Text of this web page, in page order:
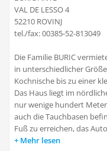
VAL DE LESSO 4
52210 ROVINJ
tel./fax: 00385-52-813049
Die Familie BURIC
in unterschiedlicher
Kochnische bis zu einer
Das Haus liegt im
nur wenige hundert
auch die Tauchbasen
Fuß zu erreichen, das
Mehr lesen